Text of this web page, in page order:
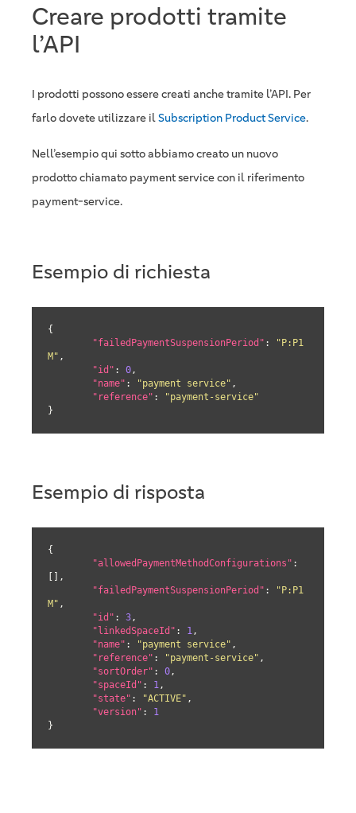
Creare prodotti tramite
l’API
I prodotti possono essere creati anche tramite l’API. Per
farlo dovete utilizzare ilSubscription Product Service.
Nell’esempio qui sotto abbiamo creato un nuovo
prodotto chiamato payment service con il riferimento
payment-service.
Esempio di richiesta
{
"failedPaymentSuspensionPeriod" :
"P:P1
M" ,
"id" : 0,
"name" : "payment service" ,
"reference" :
"payment-service"
}
Esempio di risposta
{
"allowedPaymentMethodConfigurations" :
[],
"failedPaymentSuspensionPeriod" :
"P:P1
M" ,
"id" : 3,
"linkedSpaceId" : 1,
"name" : "payment service" ,
"reference" : "payment-service" ,
"sortOrder" : 0,
"spaceId" : 1,
"state" : "ACTIVE" ,
"version" : 1
}